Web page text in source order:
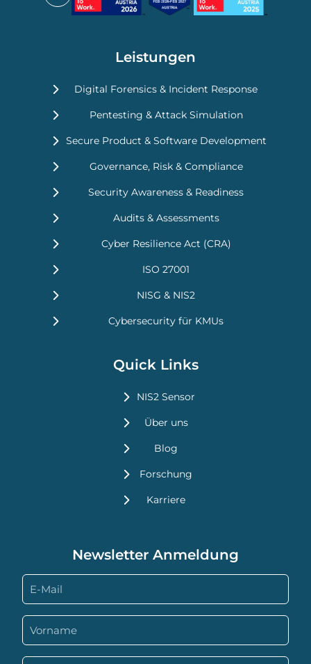
Leistungen
Digital Forensics & Incident Response
Pentesting & Attack Simulation
Secure Product & Software Development
Governance, Risk & Compliance
Security Awareness & Readiness
Audits & Assessments
Cyber Resilience Act (CRA)
ISO 27001
NISG & NIS2
Cybersecurity für KMUs
Quick Links
NIS2 Sensor
Über uns
Blog
Forschung
Karriere
Newsletter Anmeldung